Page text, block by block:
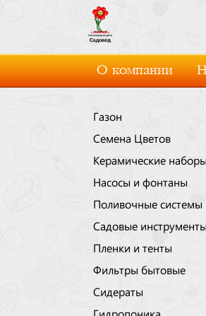
О компании
Газон
Семена Цветов
Керамические наборы
Насосы и фонтаны
Поливочные системы
Садовые инструменты
Пленки и тенты
Фильтры бытовые
Сидераты
Гидропоника